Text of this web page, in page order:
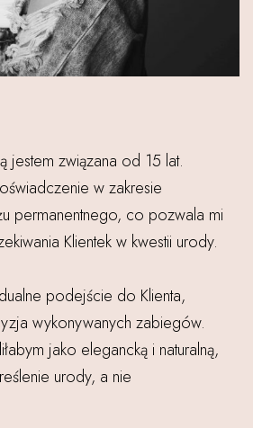
jestem związana od 15 lat.
w zakresie
permanentnego, co pozwala mi
Klientek w kwestii urody.
podejście do Klienta,
wykonywanych zabiegów.
jako elegancką i naturalną,
urody, a nie